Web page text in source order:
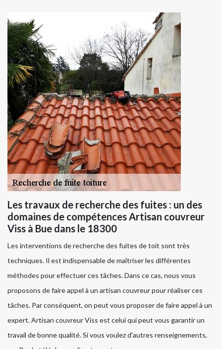
Les travaux de recherche des fuites : un des
domaines de compétences Artisan couvreur
Viss à Bue dans le 18300
Les interventions de recherche des fuites de toit sont très
techniques. Il est indispensable de maîtriser les différentes
méthodes pour effectuer ces tâches. Dans ce cas, nous vous
proposons de faire appel à un artisan couvreur pour réaliser ces
tâches. Par conséquent, on peut vous proposer de faire appel à un
expert. Artisan couvreur Viss est celui qui peut vous garantir un
travail de bonne qualité. Si vous voulez d'autres renseignements,